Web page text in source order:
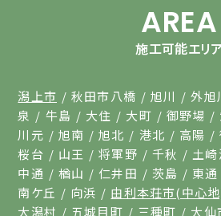
AREA
施工可能エリ
潟上市 秋田市八橋 旭川 外旭
泉
牛島 大住 大町 御野場
川元
旭南 旭北 港北 高陽
桜台
山王 将軍野 千秋 土崎
中通
楢山 仁井田 茨島 東通
南ケ丘
向浜 由利本荘市(中心
大潟村
五城目町 三種町 大仙